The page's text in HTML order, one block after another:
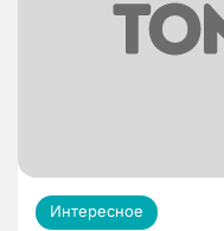
Интересное